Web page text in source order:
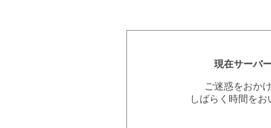
現在サーバ
ご迷惑をおか
しばらく時間を